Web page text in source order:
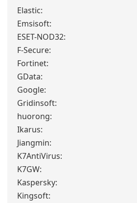
Elastic:
Emsisoft:
ESET-NOD32:
F-Secure:
Fortinet:
GData:
Google:
Gridinsoft:
huorong:
Ikarus:
Jiangmin:
K7AntiVirus:
K7GW:
Kaspersky:
Kingsoft: